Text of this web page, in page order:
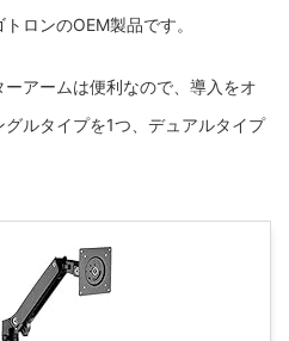
ロンのOEM製品です。
アームは便利なので、導入をオ
ルタイプを1つ、デュアルタイプ